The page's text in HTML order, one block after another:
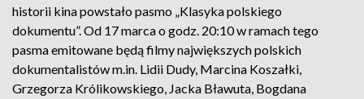
historii kina powstało pasmo „Klasyka polskiego
dokumentu”. Od 17 marca o godz. 20:10 w ramach tego
pasma emitowane będą filmy największych polskich
dokumentalistów m.in. Lidii Dudy, Marcina Koszałki,
Grzegorza Królikowskiego, Jacka Bławuta, Bogdana